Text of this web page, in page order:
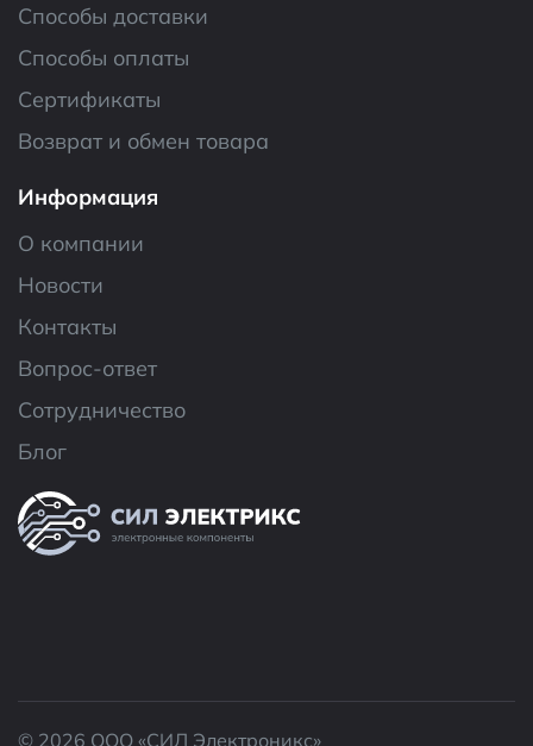
Способы доставки
Способы оплаты
Сертификаты
Возврат и обмен товара
Информация
О компании
Новости
Контакты
Вопрос-ответ
Сотрудничество
Блог
© 2026 ООО «CИЛ Электроникс»